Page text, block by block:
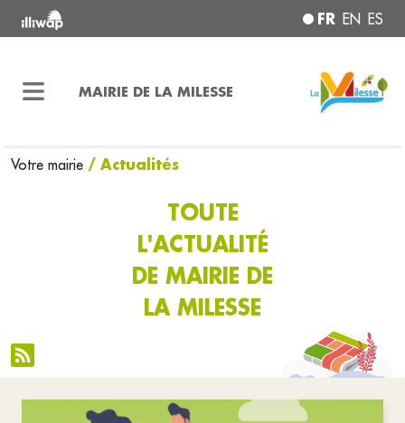
FR EN ES
MAIRIE DE LA MILESSE
Votre mairie / Actualités
TOUTE
L'ACTUALITÉ
DE MAIRIE DE
LA MILESSE